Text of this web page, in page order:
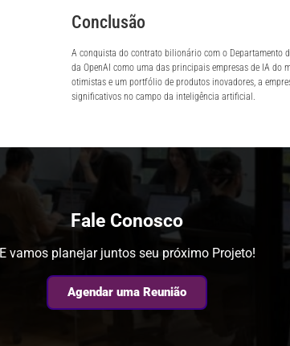
Conclusão
A conquista do contrato bilionário com o Departamento
da OpenAI como uma das principais empresas de IA do
otimistas e um portfólio de produtos inovadores, a
significativos no campo da inteligência artificial.
Fale Conosco
E vamos planejar juntos seu próximo Projeto!
Agendar uma Reunião